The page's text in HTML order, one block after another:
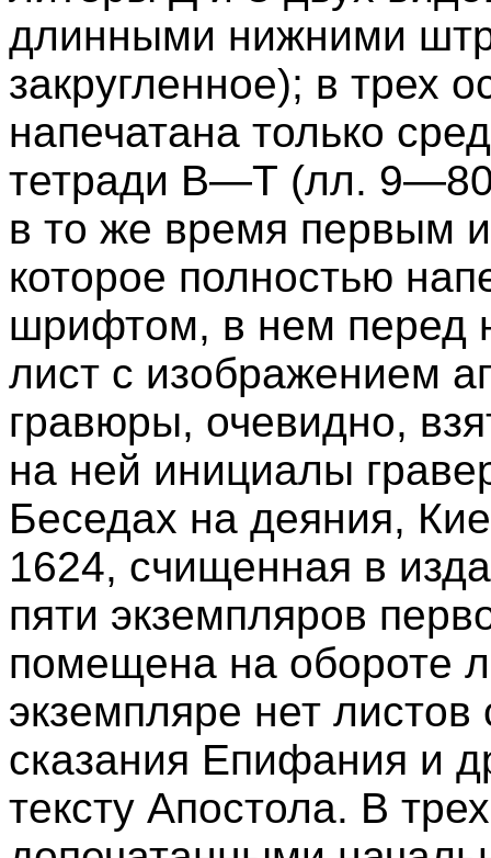
длинными нижними
закругленное); в трех
напечатана только
тетради В—Т (лл.
в то же время первым
которое полностью
шрифтом, в нем перед
лист с изображением
гравюры, очевидно,
на ней инициалы
Беседах на деяния,
1624, счищенная в
пяти экземпляров
помещена на обороте
экземпляре нет
сказания Епифания и
тексту Апостола. В